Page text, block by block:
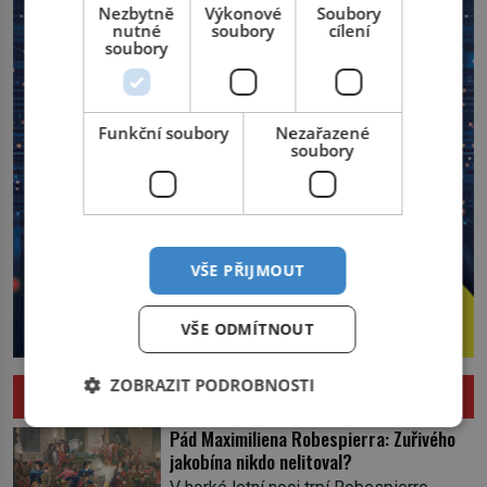
HISTORIE
Pád Maximiliena Robespierra: Zuřivého
jakobína nikdo nelitoval?
Nezbytně
nutné
soubory
Výkonové
soubory
Soubory
cílení
Funkční soubory
Nezařazené
soubory
VŠE PŘIJMOUT
VŠE ODMÍTNOUT
ZOBRAZIT PODROBNOSTI